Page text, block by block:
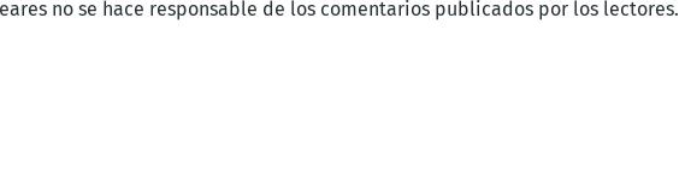
no se hace responsable de los comentarios publicados por los lectores.